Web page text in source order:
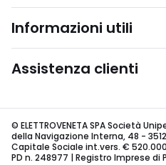
Informazioni utili
Assistenza clienti
© ELETTROVENETA SPA Società
della Navigazione Interna, 48 -
Capitale Sociale int.vers. € 520.000 |
PD n. 248977 | Registro Imprese di